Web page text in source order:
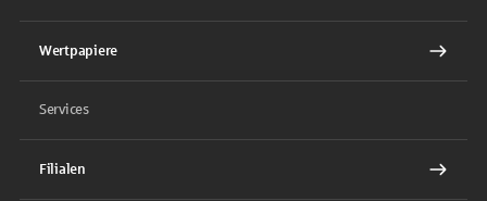
Wertpapiere
Services
Filialen